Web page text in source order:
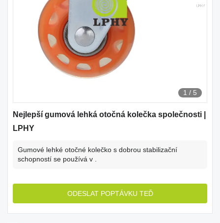
1 / 5
Nejlepší gumová lehká otočná kolečka společnosti |
LPHY
Gumové lehké otočné kolečko s dobrou stabilizační
schopností se používá v .
ODESLAT POPTÁVKU TEĎ